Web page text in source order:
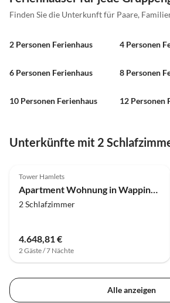
Finden Sie die Unterkunft für Paare,
2 Personen Ferienhaus 4 Personen
6 Personen Ferienhaus 8 Personen
10 Personen Ferienhaus 12 Personen
Unterkünfte mit 2
Tower Hamlets
Apartment Wohnung in Wapping nahe Tower of London
2 Schlafzimmer
4.648,81 €
2 Gäste / 7 Nächte
Alle anzeigen